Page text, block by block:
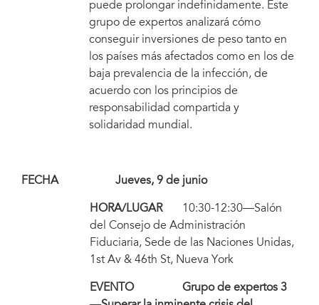
puede prolongar indefinidamente. Este
grupo de expertos analizará cómo
conseguir inversiones de peso tanto en
los países más afectados como en los de
baja prevalencia de la infección, de
acuerdo con los principios de
responsabilidad compartida y
solidaridad mundial.
FECHA Jueves, 9 de junio
HORA/LUGAR 10:30-12:30—Salón
del Consejo de Administración
Fiduciaria, Sede de las Naciones Unidas,
1st Av & 46th St, Nueva York
EVENTO Grupo de expertos 3